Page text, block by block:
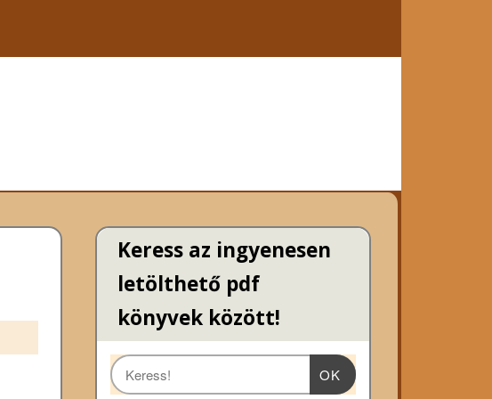
Keress az ingyenesen
letölthető pdf
könyvek között!
OK